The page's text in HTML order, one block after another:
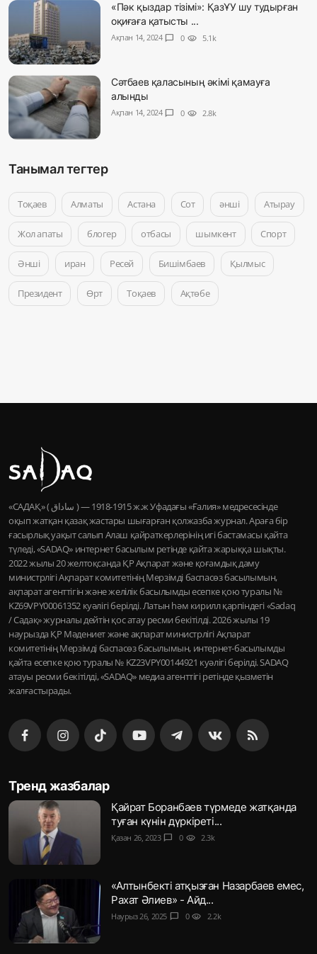
«Пәк қыздар тізімі»: ҚазҰУ шу тудырған
оқиғаға қатысты ...
Ақпан 14, 2024 chat_bubble 0 visibility 5.1k
Сәтбаев қаласының әкімі қамауға
алынды
Ақпан 14, 2024 chat_bubble 0 visibility 2.8k
Танымал тегтер
Тоқаев Алматы Астана Сот әнші Атырау
Жол апаты блогер отбасы шымкент Спорт
Әнші иран Ресей Бишімбаев Қылмыс
Президент Өрт Тоқаев Ақтөбе
«САДАҚ» ( ساداق ) — 1915-1918 ж.ж Уфадағы «Ғалия» медресесінде
оқып жатқан қазақ жастары шығарған қолжазба журнал. Араға бір
ғасырлық уақыт салып Алаш қайраткерлерінің игі бастамасы қайта
түледі, «SADAQ» интернет басылым ретінде қайта жарыққа шықты.
2022 жылы 20 желтоқсанда ҚР Ақпарат және қоғамдық даму
министрлігі Ақпарат комитетінің Мерзімді баспасөз басылымын,
ақпарат агенттігін және желілік басылымды есепке қою туралы №
KZ69VPY00061352 куәлігі берілді. Латын һәм кирилл қарпіндегі «Sadaq
/ Садақ» журналы дейтін қос атау ресми бекітілді. 2026 жылы 19
наурызда ҚР Мәдениет және ақпарат министрлігі Ақпарат
комитетінің Мерзімді баспасөз басылымын, интернет-басылымды
қайта есепке қою туралы № KZ23VPY00144921 куәлігі берілді. SADAQ
атауы ресми бекітілді, «SADAQ» медиа агенттігі ретінде қызметін
жалғастырады.
Тренд жазбалар
Қайрат Боранбаев түрмеде жатқанда
туған күнін дүркіреті...
Қазан 26, 2023 chat_bubble 0 visibility 2.3k
«Алтынбекті атқызған Назарбаев емес,
Рахат Әлиев» - Айд...
Наурыз 26, 2025 chat_bubble 0 visibility 2.2k